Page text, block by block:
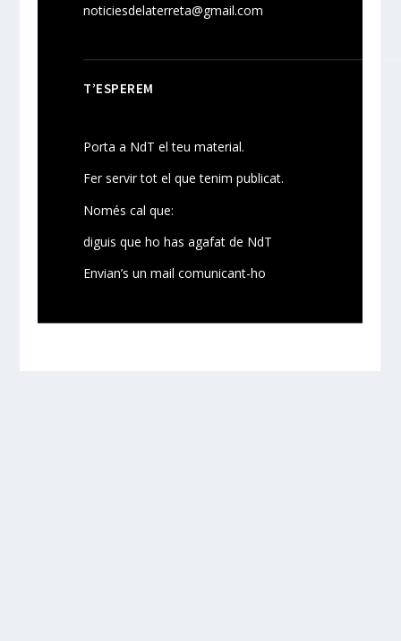
noticiesdelaterreta@gmail.com
T’ESPEREM
Porta a NdT el teu material.
Fer servir tot el que tenim publicat.
Només cal que:
diguis que ho has agafat de NdT
Envian’s un mail comunicant-ho